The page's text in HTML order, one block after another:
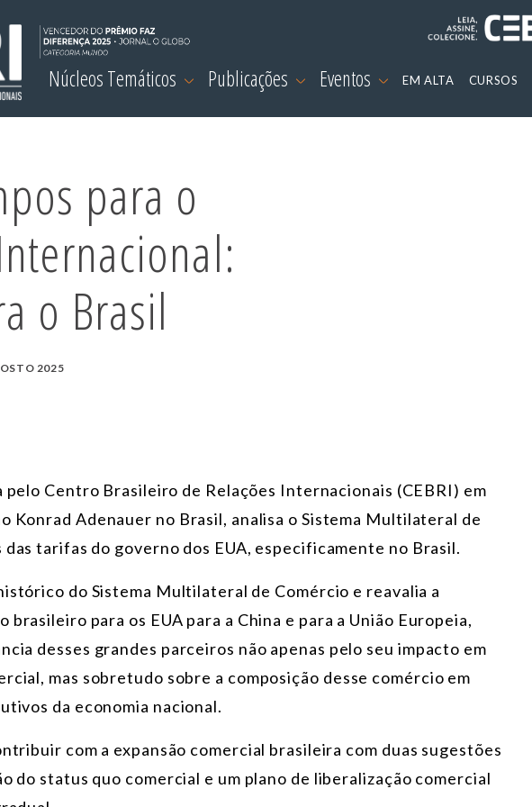
Núcleos Temáticos Publicações Eventos EM ALTA CURSOS
para o
o Brasil
2025
pelo Centro Brasileiro de Relações Internacionais (CEBRI) em
Konrad Adenauer no Brasil, analisa o Sistema Multilateral de
das tarifas do governo dos EUA, especificamente no Brasil.
do Sistema Multilateral de Comércio e reavalia a
brasileiro para os EUA para a China e para a União Europeia,
desses grandes parceiros não apenas pelo seu impacto em
mas sobretudo sobre a composição desse comércio em
da economia nacional.
com a expansão comercial brasileira com duas sugestões
do status quo comercial e um plano de liberalização comercial